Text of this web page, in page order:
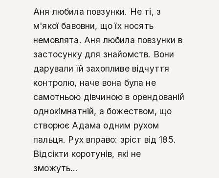
Аня любила повзунки. Не ті, з
м'якої бавовни, що їх носять
немовлята. Аня любила повзунки в
застосунку для знайомств. Вони
дарували їй захопливе відчуття
контролю, наче вона була не
самотньою дівчиною в орендованій
однокімнатній, а божеством, що
створює Адама одним рухом
пальця. Рух вправо: зріст від 185.
Відсікти коротунів, які не
зможуть...